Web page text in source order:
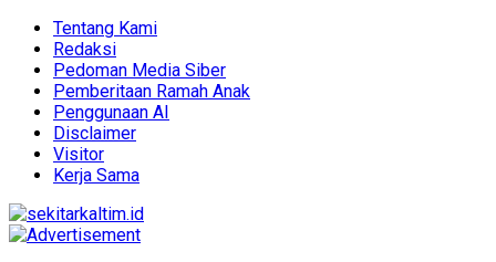
Tentang Kami
Redaksi
Pedoman Media Siber
Pemberitaan Ramah Anak
Penggunaan AI
Disclaimer
Visitor
Kerja Sama